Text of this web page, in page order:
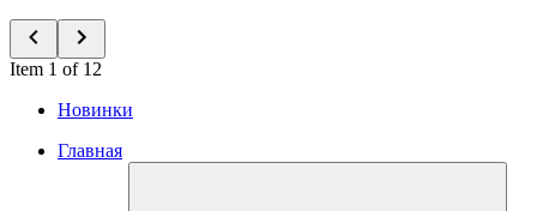
Item 1 of 12
Новинки
Главная